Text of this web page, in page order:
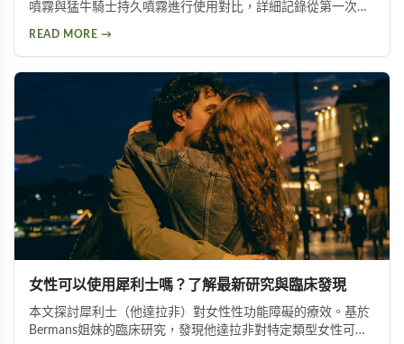
噴霧與猛牛騎士持久噴霧進行使用對比，詳細記錄從第一次使
READ MORE →
女性可以使用犀利士嗎？了解最新研究與臨床發現
本文探討犀利士（他達拉非）對女性性功能障礙的療效。基於
Bermans姐妹的臨床研究，發現他達拉非對特定類型女性可改